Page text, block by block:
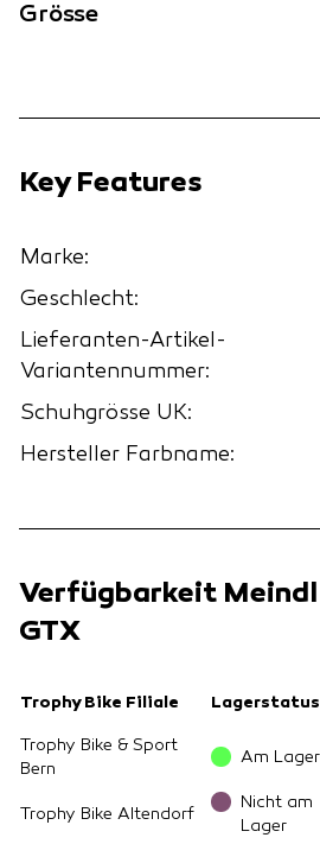
Grösse
Key Features
Marke:
Geschlecht:
Lieferanten-Artikel-
Variantennummer:
Schuhgrösse UK:
Hersteller Farbname:
Verfügbarkeit
GTX
Trophy Bike Filiale Lagerstatus
Trophy Bike & Sport
Bern
Am Lager
Trophy Bike Altendorf
Nicht am
Lager